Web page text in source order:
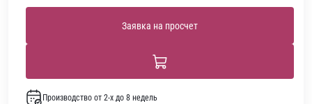
Заявка на просчет
Производство от 2-х до 8 недель